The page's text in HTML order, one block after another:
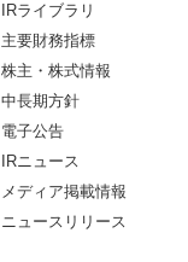
IRライブラリ
主要財務指標
株主・株式情報
中長期方針
電子公告
IRニュース
メディア掲載情報
ニュースリリース